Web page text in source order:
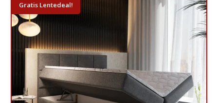
Gratis Lentedeal!